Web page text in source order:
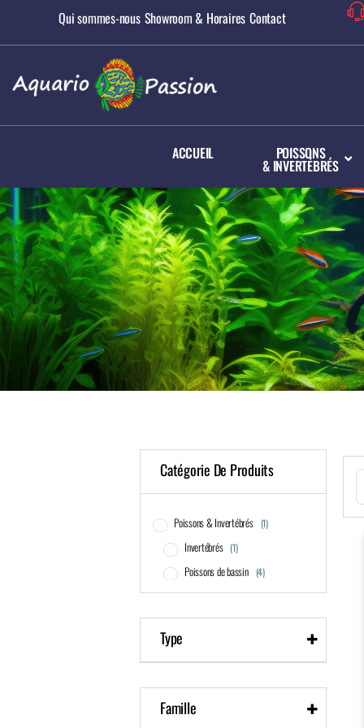
Qui sommes-nous Showroom & Horaires Contact
ACCUEIL POISSONS
& INVERTÉBRÉS
Catégorie De Produits
Poissons & Invertébrés (1)
Invertébrés (1)
Poissons de bassin (4)
Type
poisson de bassin(fond / pleine eau)
Famille